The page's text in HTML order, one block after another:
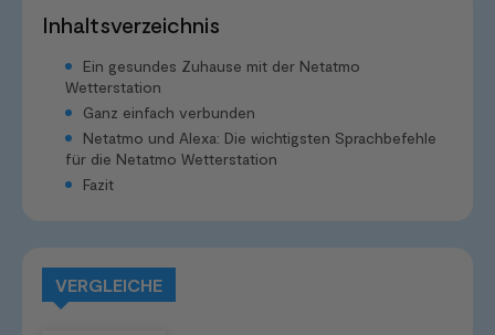
Inhaltsverzeichnis
Ein gesundes Zuhause mit der Netatmo
Wetterstation
Ganz einfach verbunden
Netatmo und Alexa: Die wichtigsten Sprachbefehle
für die Netatmo Wetterstation
Fazit
VERGLEICHE